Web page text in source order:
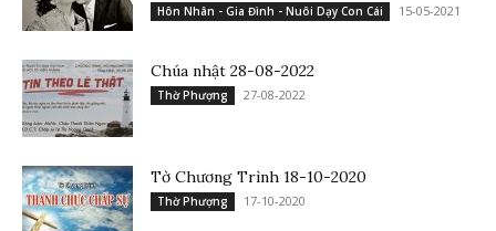
Hôn Nhân - Gia Đình - Nuôi Dạy Con Cái 15-05-2021
Chúa nhật 28-08-2022
Thờ Phượng 27-08-2022
Tờ Chương Trình 18-10-2020
Thờ Phượng 17-10-2020